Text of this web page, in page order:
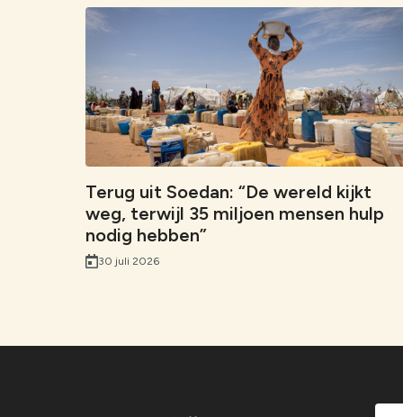
Terug uit Soedan: “De wereld kijkt
weg, terwijl 35 miljoen mensen hulp
nodig hebben”
30 juli 2026